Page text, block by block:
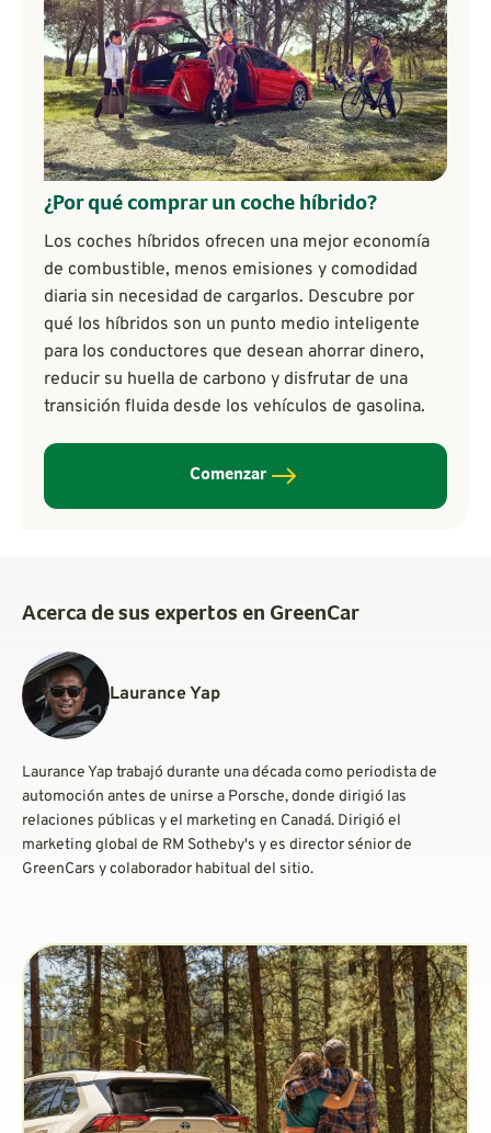
¿Por qué comprar un coche híbrido?
Los coches híbridos ofrecen una mejor economía
de combustible, menos emisiones y comodidad
diaria sin necesidad de cargarlos. Descubre por
qué los híbridos son un punto medio inteligente
para los conductores que desean ahorrar dinero,
reducir su huella de carbono y disfrutar de una
transición fluida desde los vehículos de gasolina.
Comenzar
Acerca de sus expertos en GreenCar
Laurance Yap
Laurance Yap trabajó durante una década como periodista de
automoción antes de unirse a Porsche, donde dirigió las
relaciones públicas y el marketing en Canadá. Dirigió el
marketing global de RM Sotheby's y es director sénior de
GreenCars y colaborador habitual del sitio.